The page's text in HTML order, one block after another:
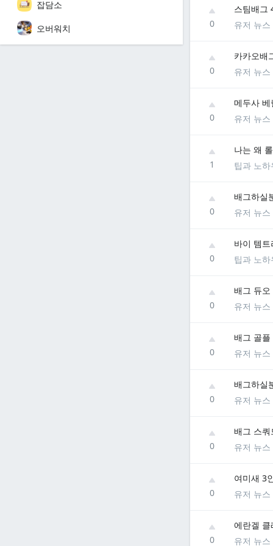
잡담소
오버워치 0
스팀배그
유저 뉴스
0
카카오배
유저 뉴스
0
메두사 베
유저 뉴스
1
나는 왜
팁과 노하
0
배그하실
유저 뉴스
0
바이 템
팁과 노하
0
배그 듀
유저 뉴스
0
배그 골
유저 뉴스
0
배그하실
유저 뉴스
0
배그 스
유저 뉴스
0
여미새 3
유저 뉴스
0
에란겔
유저 뉴스